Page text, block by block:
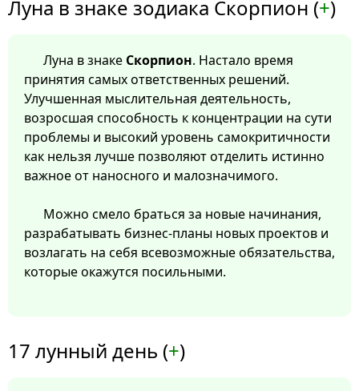
Луна в знаке зодиака Скорпион (+)
Луна в знаке Скорпион. Настало время
принятия самых ответственных решений.
Улучшенная мыслительная деятельность,
возросшая способность к концентрации на сути
проблемы и высокий уровень самокритичности
как нельзя лучше позволяют отделить истинно
важное от наносного и малозначимого.
Можно смело браться за новые начинания,
разрабатывать бизнес-планы новых проектов и
возлагать на себя всевозможные обязательства,
которые окажутся посильными.
17 лунный день (+)